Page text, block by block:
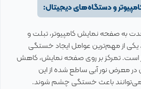
و دستگاه‌های دیجیتال:
به صفحه نمایش کامپیوتر، تبلت و
از مهم‌ترین عوامل ایجاد خستگی
است. تمرکز بر روی صفحه نمایش، کاهش
در معرض نور آبی ساطع شده از این
باعث خستگی چشم شوند.